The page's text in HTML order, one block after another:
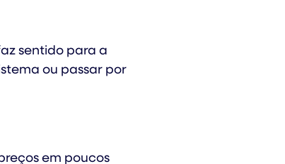
sentido para a
ou passar por
em poucos